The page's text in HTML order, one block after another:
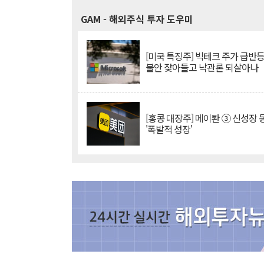
GAM - 해외주식 투자 도우미
[미국 특징주] 빅테크 주가 급반
불안 잦아들고 낙관론 되살아나
[홍콩 대장주] 메이퇀 ③ 신성장
'폭발적 성장'